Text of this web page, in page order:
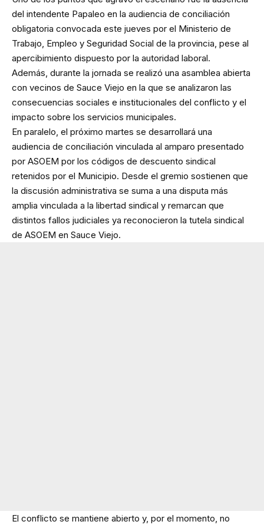
del intendente Papaleo en la audiencia de conciliación
obligatoria convocada este jueves por el Ministerio de
Trabajo, Empleo y Seguridad Social de la provincia, pese al
apercibimiento dispuesto por la autoridad laboral.
Además, durante la jornada se realizó una asamblea abierta
con vecinos de Sauce Viejo en la que se analizaron las
consecuencias sociales e institucionales del conflicto y el
impacto sobre los servicios municipales.
En paralelo, el próximo martes se desarrollará una
audiencia de conciliación vinculada al amparo presentado
por ASOEM por los códigos de descuento sindical
retenidos por el Municipio. Desde el gremio sostienen que
la discusión administrativa se suma a una disputa más
amplia vinculada a la libertad sindical y remarcan que
distintos fallos judiciales ya reconocieron la tutela sindical
de ASOEM en Sauce Viejo.
El conflicto se mantiene abierto y, por el momento, no